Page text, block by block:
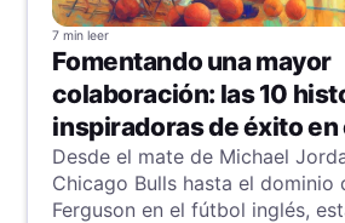
7 min leer
Fomentando una mayor
colaboración: las 10
inspiradoras de éxito en
Desde el mate de Michael
Chicago Bulls hasta el dominio
Ferguson en el fútbol inglés,